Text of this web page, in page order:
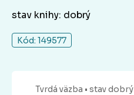
stav knihy: dobrý
Kód: 149577
Tvrdá väzba • stav dobrý